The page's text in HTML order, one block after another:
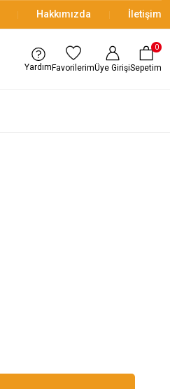
Hakkımızda İletişim
Yardım FavorilerimÜye GirişiSepetim
0